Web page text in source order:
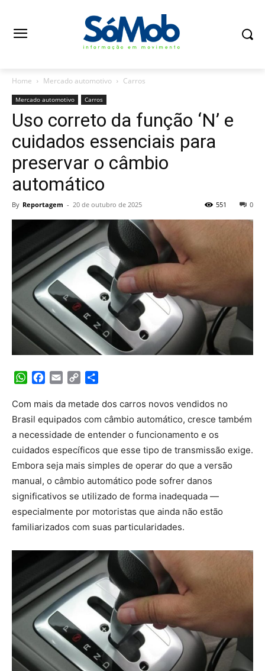
Home Mercado automotivo Carros
Mercado automotivo Carros
Uso correto da função ‘N’ e
cuidados essenciais para
preservar o câmbio
automático
By Reportagem - 20 de outubro de 2025 0
551
WhatsApp
Facebook
Email Copy
Com mais da metade dos carros novos vendidos no
Brasil equipados com câmbio automático, cresce também
a necessidade de entender o funcionamento e os
cuidados específicos que esse tipo de transmissão exige.
Embora seja mais simples de operar do que a versão
manual, o câmbio automático pode sofrer danos
significativos se utilizado de forma inadequada —
especialmente por motoristas que ainda não estão
familiarizados com suas particularidades.